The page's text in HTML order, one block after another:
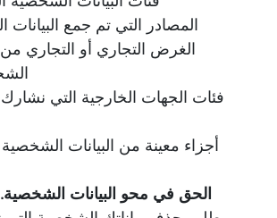
المصادر التي تم جمع البيانات
الغرض التجاري أو التجاري من
فئات الجهات الخارجية التي نشارك
أجزاء معينة من البيانات الشخصية
الحق في محو البيانات الشخصية.